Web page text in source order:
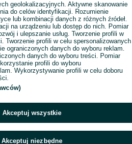
geolokalizacyjnych. Aktywne skanowanie
do celów identyfikacji. Rozumienie
lub kombinacji danych z różnych źródeł.
na urządzeniu lub dostęp do nich. Pomiar
i ulepszanie usług. Tworzenie profili w
Tworzenie profili w celu spersonalizowanych
ograniczonych danych do wyboru reklam.
danych do wyboru treści. Pomiar
profili do wyboru
Wykorzystywanie profili w celu doboru
Akceptuj wszystkie
Akceptuj niezbędne